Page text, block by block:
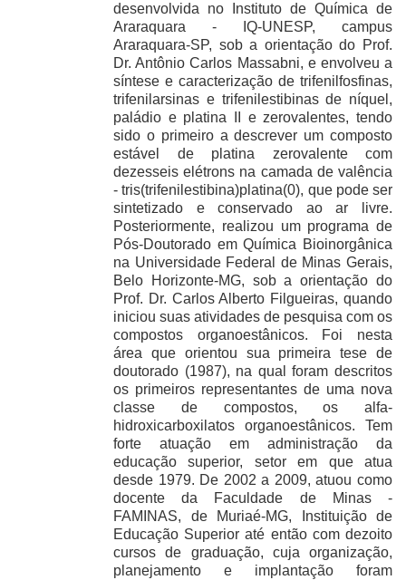
desenvolvida no Instituto de Química de
Araraquara - IQ-UNESP, campus
Araraquara-SP, sob a orientação do Prof.
Dr. Antônio Carlos Massabni, e envolveu a
síntese e caracterização de trifenilfosfinas,
trifenilarsinas e trifenilestibinas de níquel,
paládio e platina II e zerovalentes, tendo
sido o primeiro a descrever um composto
estável de platina zerovalente com
dezesseis elétrons na camada de valência
- tris(trifenilestibina)platina(0), que pode ser
sintetizado e conservado ao ar livre.
Posteriormente, realizou um programa de
Pós-Doutorado em Química Bioinorgânica
na Universidade Federal de Minas Gerais,
Belo Horizonte-MG, sob a orientação do
Prof. Dr. Carlos Alberto Filgueiras, quando
iniciou suas atividades de pesquisa com os
compostos organoestânicos. Foi nesta
área que orientou sua primeira tese de
doutorado (1987), na qual foram descritos
os primeiros representantes de uma nova
classe de compostos, os alfa-
hidroxicarboxilatos organoestânicos. Tem
forte atuação em administração da
educação superior, setor em que atua
desde 1979. De 2002 a 2009, atuou como
docente da Faculdade de Minas -
FAMINAS, de Muriaé-MG, Instituição de
Educação Superior até então com dezoito
cursos de graduação, cuja organização,
planejamento e implantação foram